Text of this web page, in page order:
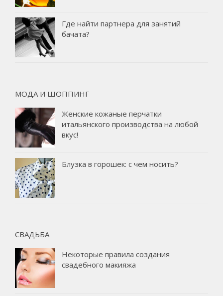
Где найти партнера для занятий
бачата?
МОДА И ШОППИНГ
Женские кожаные перчатки
итальянского производства на любой
вкус!
Блузка в горошек: с чем носить?
СВАДЬБА
Некоторые правила создания
свадебного макияжа